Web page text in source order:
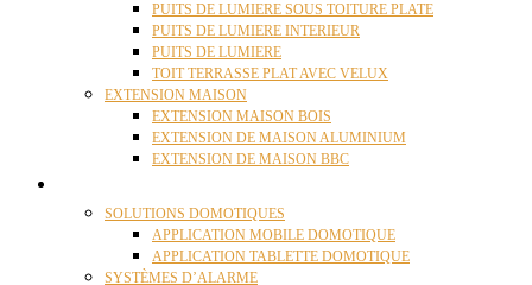
PUITS DE LUMIERE SOUS TOITURE PLATE
PUITS DE LUMIERE INTERIEUR
PUITS DE LUMIERE
TOIT TERRASSE PLAT AVEC VELUX
EXTENSION MAISON
EXTENSION MAISON BOIS
EXTENSION DE MAISON ALUMINIUM
EXTENSION DE MAISON BBC
SOLUTIONS DOMOTIQUES
APPLICATION MOBILE DOMOTIQUE
APPLICATION TABLETTE DOMOTIQUE
SYSTÈMES D’ALARME